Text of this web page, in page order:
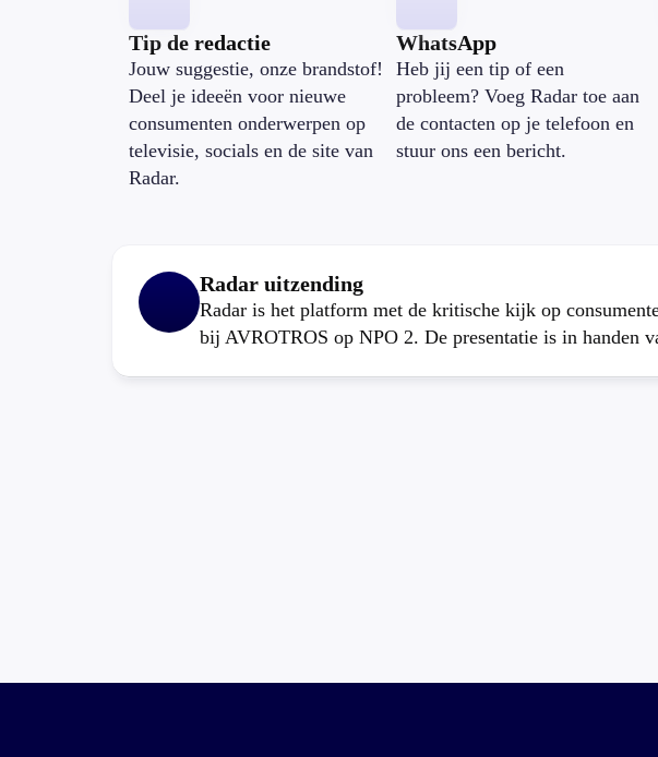
Tip de redactie
Jouw suggestie, onze brandstof!
Deel je ideeën voor nieuwe
consumenten onderwerpen op
televisie, socials en de site van
Radar.
WhatsApp
Heb jij een tip of een
probleem? Voeg Radar toe aan
de contacten op je telefoon en
stuur ons een bericht.
Radar uitzending
Radar is het platform met de kritische kijk op
bij AVROTROS op NPO 2. De presentatie is in handen